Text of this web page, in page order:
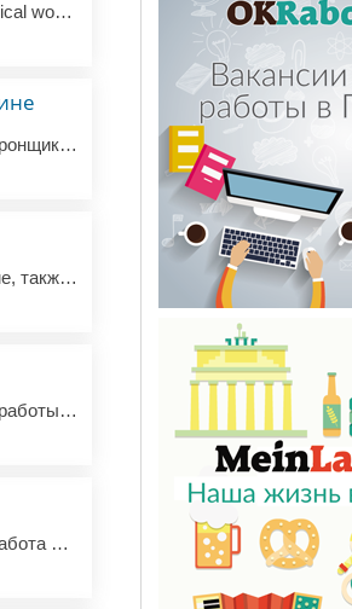
I can create a website of any complexity and also perform technical work with databases.
Добрый день, ищу работу - промышленный электрик, электронщик , (инженер КИПиА), опыт . Паспорт ЕС. английский , интенсивно учу немецкий. Просьба не стройка, Буду признателен за любую помощь.
Сантехник САНТЕХНИК KLEMPNER . Ищу роботу в Берлине, также предоставляю услуги сантехника. Наличие всего необходимого инструмента, прес, заворозка и свой транспорт. тел. WhatsApp. +4915211974141
Ищу работу помощницы по хозяйству ,сиделка Имею опыт работы в семье в Берлине Есть рекомендации . В обязанности входило . Уход за дедушкой 96 лет Приготовление завтрака,обеда . Помощь в личной гигиене Уборка помещения ,сухая ,влажная . Помощь по уходу на приусадебном участке Стрижка газона,полив цве...
Ищу работу как SEO специалист,web программист. Нужна работа по сопровождению и поддержке сайтов. Более 10 лет работал по раскрутке и поддержке интернет магазинов и сайт фирм. О себе мужчина 50 лет с профильным образованием программист php, seo оптимизатор. Ответственный,серьёзный,всегда на связи в с...